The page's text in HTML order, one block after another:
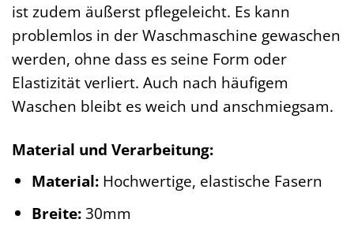
ist zudem äußerst pflegeleicht. Es kann
problemlos in der Waschmaschine gewaschen
werden, ohne dass es seine Form oder
Elastizität verliert. Auch nach häufigem
Waschen bleibt es weich und anschmiegsam.
Material und Verarbeitung:
Material:Hochwertige, elastische Fasern
Breite:30mm